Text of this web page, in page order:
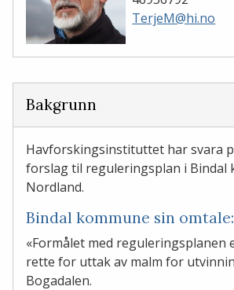
TerjeM@hi.no
Bakgrunn
Havforskingsinstituttet har svara
forslag til reguleringsplan i Bindal
Nordland.
Bindal kommune sin omtale:
«Formålet med reguleringsplanen
rette for uttak av malm for
Bogadalen.